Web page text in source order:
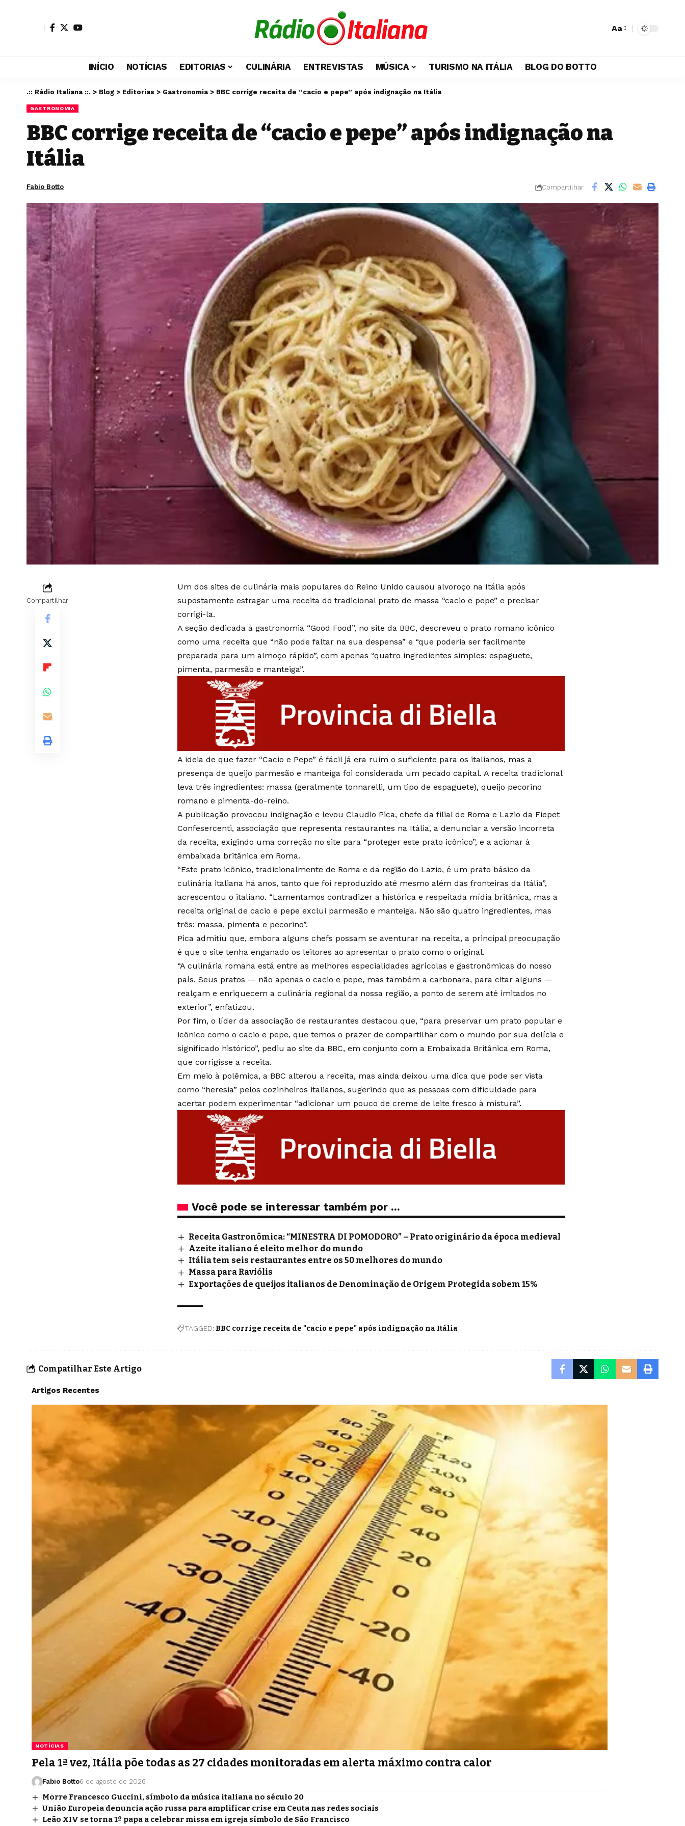
Aa
INÍCIO NOTÍCIAS EDITORIAS CULINÁRIA ENTREVISTAS MÚSICA TURISMO NA ITÁLIA BLOG DO BOTTO
.:: Rádio Italiana ::. > Blog > Editorias > Gastronomia > BBC corrige receita de “cacio e pepe” após indignação na Itália
GASTRONOMIA
BBC corrige receita de “cacio e pepe” após indignação na
Itália
Fabio Botto Compartilhar
Compartilhar
Um dos sites de culinária mais populares do Reino Unido causou alvoroço na Itália após
supostamente estragar uma receita do tradicional prato de massa “cacio e pepe” e precisar
corrigi-la.
A seção dedicada à gastronomia “Good Food”, no site da BBC, descreveu o prato romano icônico
como uma receita que “não pode faltar na sua despensa” e “que poderia ser facilmente
preparada para um almoço rápido”, com apenas “quatro ingredientes simples: espaguete,
pimenta, parmesão e manteiga”.
A ideia de que fazer “Cacio e Pepe” é fácil já era ruim o suficiente para os italianos, mas a
presença de queijo parmesão e manteiga foi considerada um pecado capital. A receita tradicional
leva três ingredientes: massa (geralmente tonnarelli, um tipo de espaguete), queijo pecorino
romano e pimenta-do-reino.
A publicação provocou indignação e levou Claudio Pica, chefe da filial de Roma e Lazio da Fiepet
Confesercenti, associação que representa restaurantes na Itália, a denunciar a versão incorreta
da receita, exigindo uma correção no site para “proteger este prato icônico”, e a acionar à
embaixada britânica em Roma.
“Este prato icônico, tradicionalmente de Roma e da região do Lazio, é um prato básico da
culinária italiana há anos, tanto que foi reproduzido até mesmo além das fronteiras da Itália”,
acrescentou o italiano. “Lamentamos contradizer a histórica e respeitada mídia britânica, mas a
receita original de cacio e pepe exclui parmesão e manteiga. Não são quatro ingredientes, mas
três: massa, pimenta e pecorino”.
Pica admitiu que, embora alguns chefs possam se aventurar na receita, a principal preocupação
é que o site tenha enganado os leitores ao apresentar o prato como o original.
“A culinária romana está entre as melhores especialidades agrícolas e gastronômicas do nosso
país. Seus pratos — não apenas o cacio e pepe, mas também a carbonara, para citar alguns —
realçam e enriquecem a culinária regional da nossa região, a ponto de serem até imitados no
exterior”, enfatizou.
Por fim, o líder da associação de restaurantes destacou que, “para preservar um prato popular e
icônico como o cacio e pepe, que temos o prazer de compartilhar com o mundo por sua delícia e
significado histórico”, pediu ao site da BBC, em conjunto com a Embaixada Britânica em Roma,
que corrigisse a receita.
Em meio à polêmica, a BBC alterou a receita, mas ainda deixou uma dica que pode ser vista
como “heresia” pelos cozinheiros italianos, sugerindo que as pessoas com dificuldade para
acertar podem experimentar “adicionar um pouco de creme de leite fresco à mistura”.
Você pode se interessar também por ...
Receita Gastronômica: “MINESTRA DI POMODORO” – Prato originário da época medieval
Azeite italiano é eleito melhor do mundo
Itália tem seis restaurantes entre os 50 melhores do mundo
Massa para Raviólis
Exportações de queijos italianos de Denominação de Origem Protegida sobem 15%
TAGGED: BBC corrige receita de "cacio e pepe" após indignação na Itália
Compatilhar Este Artigo
Artigos Recentes
NOTÍCIAS
Pela 1ª vez, Itália põe todas as 27 cidades monitoradas em alerta máximo contra calor
Fabio Botto6 de agosto de 2026
Morre Francesco Guccini, símbolo da música italiana no século 20
União Europeia denuncia ação russa para amplificar crise em Ceuta nas redes sociais
Leão XIV se torna 1º papa a celebrar missa em igreja símbolo de São Francisco